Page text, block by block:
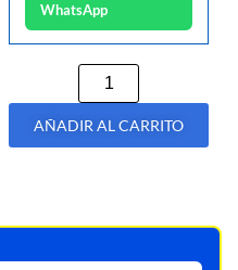
WhatsApp
AÑADIR AL CARRITO